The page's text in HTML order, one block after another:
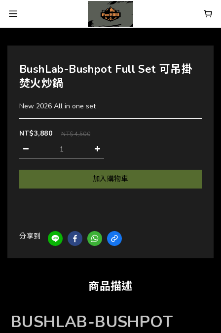
BushLab-Bushpot Full Set 可吊掛
焚火炒鍋
New 2026 All in one set
NT$4,500
NT$3,880
加入購物車
分享到
商品描述
BUSHLAB-BUSHPOT